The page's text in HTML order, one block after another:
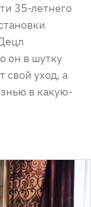
35-летнего
он в шутку
свой уход, а
в какую-